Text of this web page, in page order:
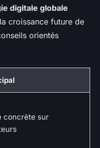
digitale globale
croissance future de
orientés
concrète sur